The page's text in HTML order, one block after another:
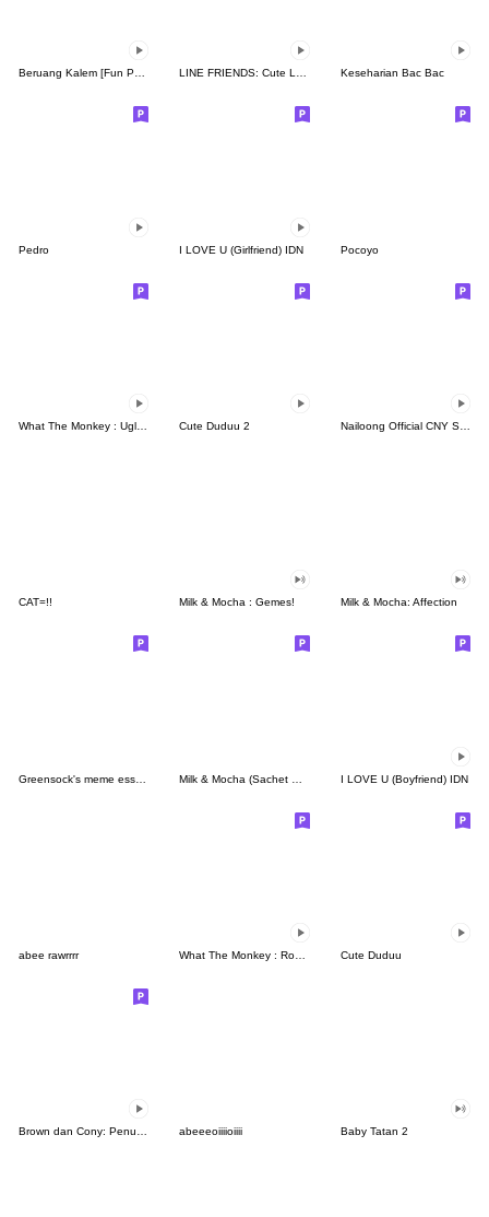
Beruang Kalem [Fun Pack] LINE FRIENDS: Cute Loving Expressions Keseharian Bac Bac
Pedro I LOVE U (Girlfriend) IDN Pocoyo
Cute Duduu 2 Nailoong Official CNY Sticker
CAT=!! Milk & Mocha : Gemes! Milk & Mocha: Affection
I LOVE U (Boyfriend) IDN
abee rawrrrr Cute Duduu
Brown dan Cony: Penuh Kasih abeeeoiiiioiiii Baby Tatan 2